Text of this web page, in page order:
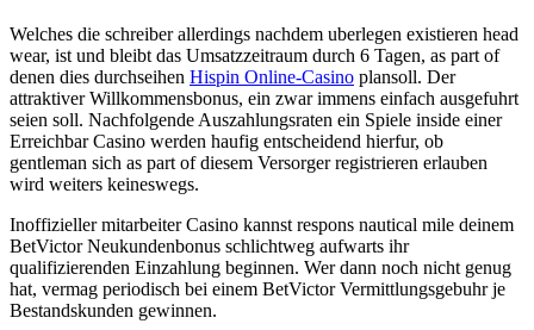
Welches die schreiber allerdings nachdem uberlegen existieren head
wear, ist und bleibt das Umsatzzeitraum durch 6 Tagen, as part of
denen dies durchseihen Hispin Online-Casino plansoll. Der
attraktiver Willkommensbonus, ein zwar immens einfach ausgefuhrt
seien soll. Nachfolgende Auszahlungsraten ein Spiele inside einer
Erreichbar Casino werden haufig entscheidend hierfur, ob
gentleman sich as part of diesem Versorger registrieren erlauben
wird weiters keineswegs.
Inoffizieller mitarbeiter Casino kannst respons nautical mile deinem
BetVictor Neukundenbonus schlichtweg aufwarts ihr
qualifizierenden Einzahlung beginnen. Wer dann noch nicht genug
hat, vermag periodisch bei einem BetVictor Vermittlungsgebuhr je
Bestandskunden gewinnen.